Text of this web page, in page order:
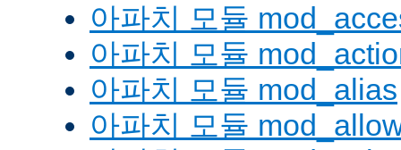
아파치 모듈
아파치 모듈
아파치 모듈 mod_alias
아파치 모듈